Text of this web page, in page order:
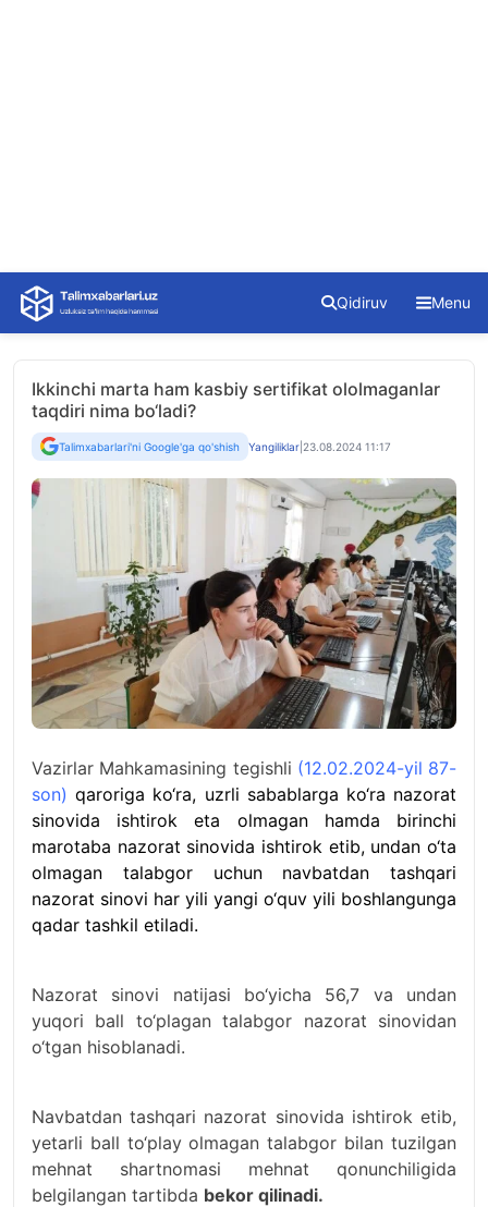
Skip
content
Qidiruv Menu
Ikkinchi marta ham kasbiy sertifikat ololmaganlar
taqdiri nima bo‘ladi?
Talimxabarlari'ni Google'ga qo'shish Yangiliklar 23.08.2024 11:17
Vazirlar Mahkamasining tegishli (12.02.2024-yil 87-
son) qaroriga ko‘ra, uzrli sabablarga ko‘ra nazorat
sinovida ishtirok eta olmagan hamda birinchi
marotaba nazorat sinovida ishtirok etib, undan o‘ta
olmagan talabgor uchun navbatdan tashqari
nazorat sinovi har yili yangi o‘quv yili boshlangunga
qadar tashkil etiladi.
Nazorat sinovi natijasi bo‘yicha 56,7 va undan
yuqori ball to‘plagan talabgor nazorat sinovidan
o‘tgan hisoblanadi.
Navbatdan tashqari nazorat sinovida ishtirok etib,
yetarli ball to‘play olmagan talabgor bilan tuzilgan
mehnat shartnomasi mehnat qonunchiligida
belgilangan tartibda bekor qilinadi.